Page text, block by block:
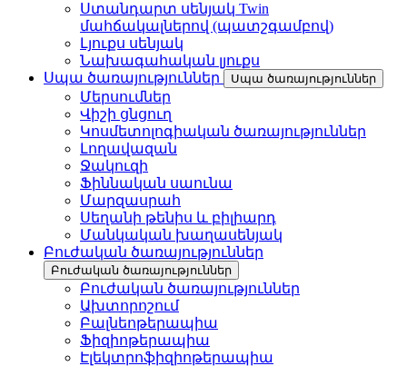
Ստանդարտ սենյակ Twin
մահճակալներով (պատշգամբով)
Լյուքս սենյակ
Նախագահական լյուքս
Սպա ծառայություններ
Սպա ծառայություններ
Մերսումներ
Վիշի ցնցուղ
Կոսմետոլոգիական ծառայություններ
Լողավազան
Ջակուզի
Ֆիննական սաունա
Մարզասրահ
Սեղանի թենիս և բիլիարդ
Մանկական խաղասենյակ
Բուժական ծառայություններ
Բուժական ծառայություններ
Բուժական ծառայություններ
Ախտորոշում
Բալնեոթերապիա
Ֆիզիոթերապիա
Էլեկտրոֆիզիոթերապիա